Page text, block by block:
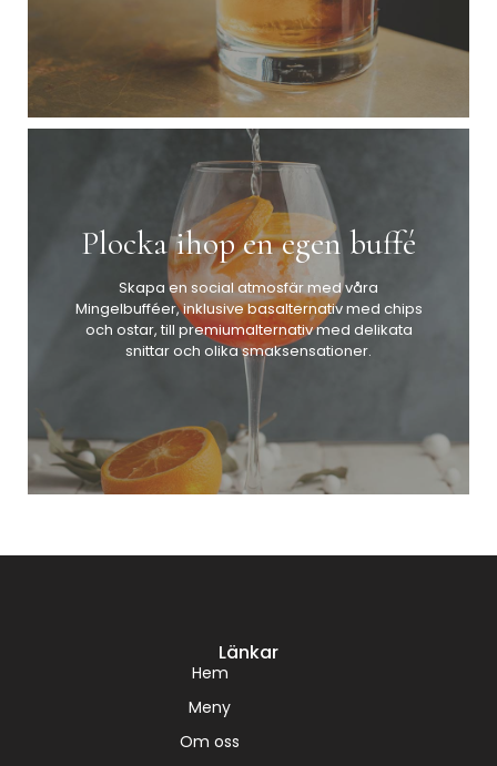
Plocka ihop en egen buffé
Skapa en social atmosfär med våra
Mingelbufféer, inklusive basalternativ med chips
och ostar, till premiumalternativ med delikata
snittar och olika smaksensationer.
Länkar
Hem
Meny
Om oss